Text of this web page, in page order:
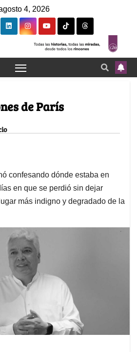
4, 2026
de París
confesando dónde estaba en
en que se perdió sin dejar
más indigno y degradado de la